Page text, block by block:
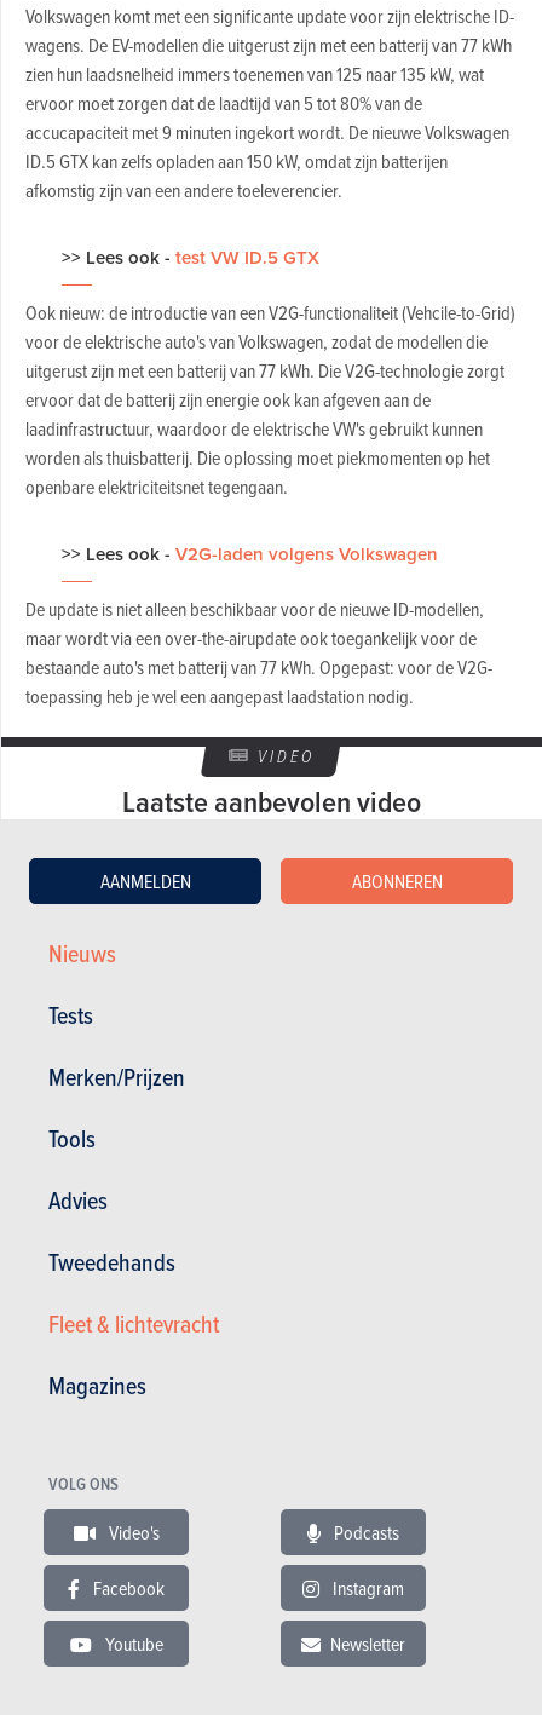
Nieuws
Tests
Merken/Prijzen
Tools
Advies
Tweedehands
Fleet & lichtevracht
Magazines
AANMELDEN ABONNEREN
VOLG ONS
Video's Podcasts
Facebook Instagram
Youtube Newsletter
Volkswagen komt met een significante update voor zijn elektrische ID-
wagens. De EV-modellen die uitgerust zijn met een batterij van 77 kWh
zien hun laadsnelheid immers toenemen van 125 naar 135 kW, wat
ervoor moet zorgen dat de laadtijd van 5 tot 80% van de
accucapaciteit met 9 minuten ingekort wordt. De nieuwe Volkswagen
ID.5 GTX kan zelfs opladen aan 150 kW, omdat zijn batterijen
afkomstig zijn van een andere toeleverencier.
>> Lees ook - test VW ID.5 GTX
Ook nieuw: de introductie van een V2G-functionaliteit (Vehcile-to-Grid)
voor de elektrische auto's van Volkswagen, zodat de modellen die
uitgerust zijn met een batterij van 77 kWh. Die V2G-technologie zorgt
ervoor dat de batterij zijn energie ook kan afgeven aan de
laadinfrastructuur, waardoor de elektrische VW's gebruikt kunnen
worden als thuisbatterij. Die oplossing moet piekmomenten op het
openbare elektriciteitsnet tegengaan.
>> Lees ook - V2G-laden volgens Volkswagen
De update is niet alleen beschikbaar voor de nieuwe ID-modellen,
maar wordt via een over-the-airupdate ook toegankelijk voor de
bestaande auto's met batterij van 77 kWh. Opgepast: voor de V2G-
toepassing heb je wel een aangepast laadstation nodig.
VIDEO
Laatste aanbevolen video
Web Editor
Tweedehands & Stock
Autotests
Mijn diensten
Inschrijven op de website
Abonneer u op het magazine
Contact